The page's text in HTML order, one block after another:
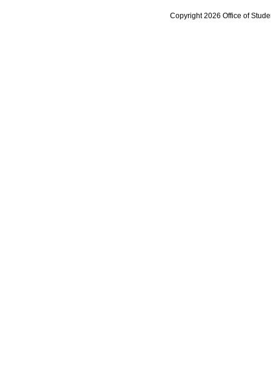
Copyright 2026 Office of